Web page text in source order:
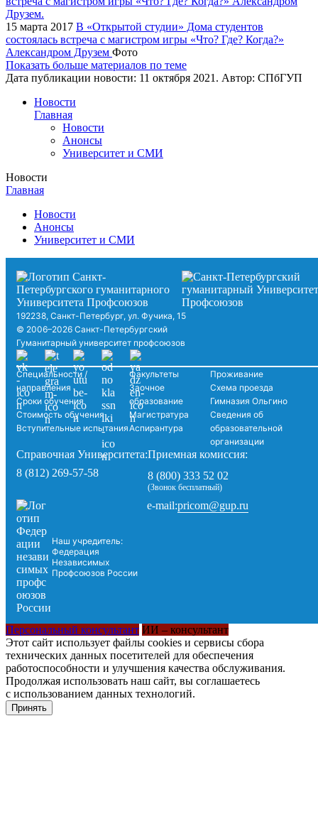
15 марта 2017 В «Открытой студии» Дома студентов
состоялась встреча с магистром игры «Что? Где? Когда?»
Александром Друзем Фото
Показать больше материалов по теме
Дата публикации новости: 11 октября 2021 . Автор: СПбГУП
Новости
Главная
Новости
Анонсы
Университет и СМИ
Новости
Главная
Новости
Анонсы
Университет и СМИ
192238, Санкт-Петербург, ул. Фучика, 15
© 2006–2026 Санкт-Петербургский
Гуманитарный университет профсоюзов
Специальности /
направления
Сроки обучения
Стоимость обучения
Вступительные испытания
Факультеты
Заочное
образование
Магистратура
Аспирантура
Проживание
Схема проезда
Гимназия Ольгино
Сведения об
образовательной
организации
Справочная Университета:
8 (812) 269-57-58
Приемная комиссия:
8 (800) 333 52 02
(Звонок бесплатный)
Наш учредитель:
Федерация
Независимых
Профсоюзов России
e-mail:pricom@gup.ru
Персональный консультант ИИ – консультант
Этот сайт использует файлы cookies и сервисы сбора
технических данных посетителей для обеспечения
работоспособности и улучшения качества обслуживания.
Продолжая использовать наш сайт, вы соглашаетесь
с использованием данных технологий.
Принять